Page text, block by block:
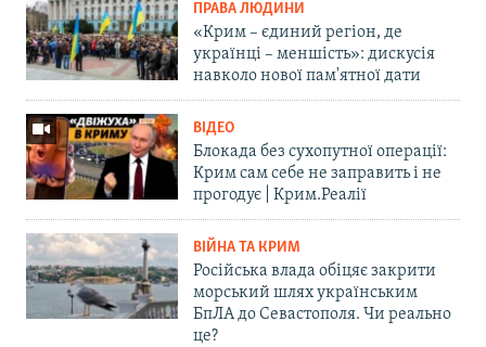
ПРАВА ЛЮДИНИ
«Крим – єдиний регіон, де
українці – меншість»: дискусія
навколо нової пам'ятної дати
ВІДЕО
Блокада без сухопутної операції:
Крим сам себе не заправить і не
прогодує | Крим.Реалії
ВІЙНА ТА КРИМ
Російська влада обіцяє закрити
морський шлях українським
БпЛА до Севастополя. Чи реально
це?